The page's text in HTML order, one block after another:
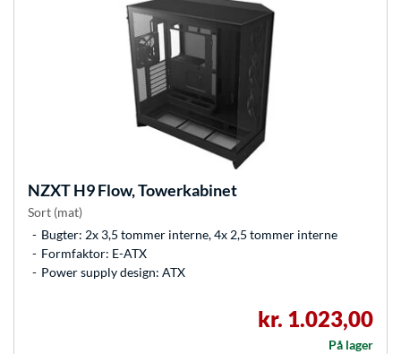
NZXTH9 Flow, Towerkabinet
Sort (mat)
Bugter: 2x 3,5 tommer interne, 4x 2,5 tommer interne
Formfaktor: E-ATX
Power supply design: ATX
kr. 1.023,00
På lager